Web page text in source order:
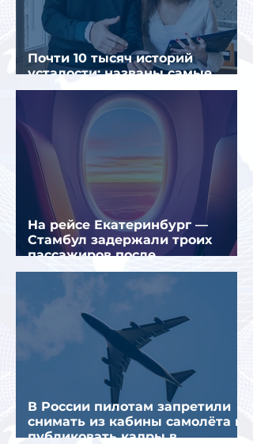
Почти 10 тысяч историй
усталости: названы самые
уставшие россияне
На рейсе Екатеринбург —
Стамбул задержали троих
пассажиров после
предполагаемой серии краж
В России пилотам запретили
снимать из кабины самолёта и
публиковать кадры в